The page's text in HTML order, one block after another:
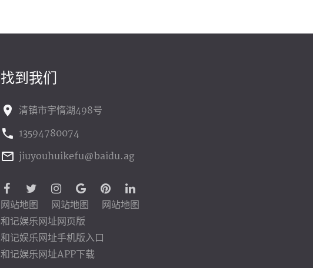
找到我们
清镇市宇惰湖498号
13594780074
jiuyouhuikefu@baidu.ag
网站地图 网站地图
网站地图
和记娱乐网址网页版
和记娱乐网址手机版入口
和记娱乐网址APP下载